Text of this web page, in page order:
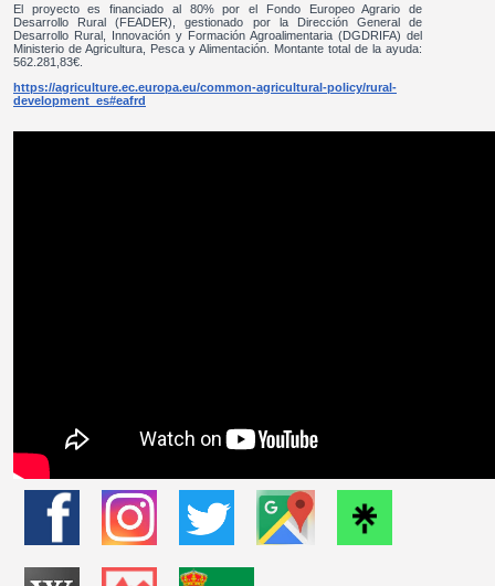
El proyecto es financiado al 80% por el Fondo Europeo Agrario de
Desarrollo Rural (FEADER), gestionado por la Dirección General de
Desarrollo Rural, Innovación y Formación Agroalimentaria (DGDRIFA) del
Ministerio de Agricultura, Pesca y Alimentación. Montante total de la ayuda:
562.281,83€.
https://agriculture.ec.europa.eu/common-agricultural-policy/rural-
development_es#eafrd